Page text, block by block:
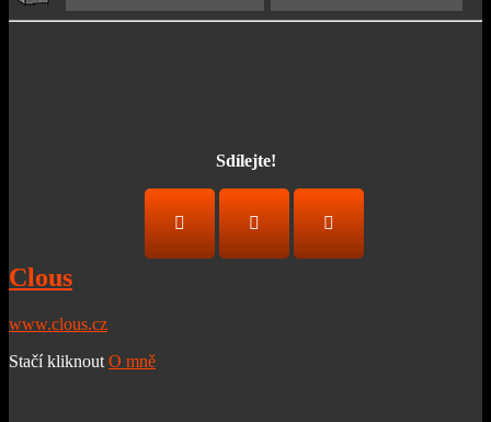
Sdílejte!
Clous
www.clous.cz
Stačí kliknout O mně